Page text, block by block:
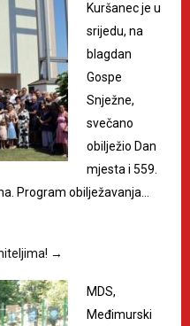
Kuršanec je u
srijedu, na
blagdan
Gospe
Snježne,
svečano
obilježio Dan
mjesta i 559.
Program obilježavanja…
→
MDS,
Međimurski